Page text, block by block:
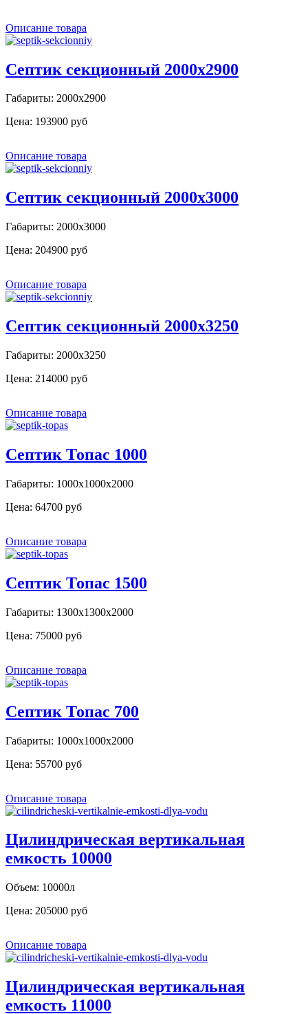
Описание товара
Септик секционный 2000х2900
Габариты: 2000х2900
Цена: 193900 руб
Описание товара
Септик секционный 2000х3000
Габариты: 2000х3000
Цена: 204900 руб
Описание товара
Септик секционный 2000х3250
Габариты: 2000х3250
Цена: 214000 руб
Описание товара
Септик Топас 1000
Габариты: 1000х1000х2000
Цена: 64700 руб
Описание товара
Септик Топас 1500
Габариты: 1300х1300х2000
Цена: 75000 руб
Описание товара
Септик Топас 700
Габариты: 1000х1000х2000
Цена: 55700 руб
Описание товара
Цилиндрическая вертикальная
емкость 10000
Объем: 10000л
Цена: 205000 руб
Описание товара
Цилиндрическая вертикальная
емкость 11000